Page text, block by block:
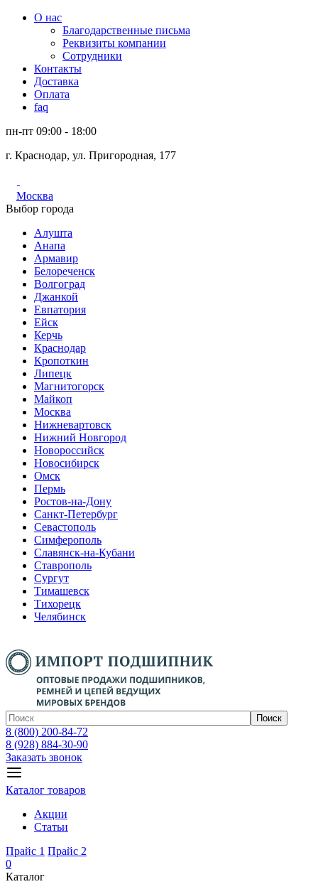
О нас
Благодарственные письма
Реквизиты компании
Сотрудники
Контакты
Доставка
Оплата
faq
пн-пт 09:00 - 18:00
г. Краснодар, ул. Пригородная, 177
Москва
Выбор города
Алушта
Анапа
Армавир
Белореченск
Волгоград
Джанкой
Евпатория
Ейск
Керчь
Краснодар
Кропоткин
Липецк
Магнитогорск
Майкоп
Москва
Нижневартовск
Нижний Новгород
Новороссийск
Новосибирск
Омск
Пермь
Ростов-на-Дону
Санкт-Петербург
Севастополь
Симферополь
Славянск-на-Кубани
Ставрополь
Сургут
Тимашевск
Тихорецк
Челябинск
Поиск
8 (800) 200-84-72
8 (928) 884-30-90
Заказать звонок
Каталог товаров
Акции
Статьи
Прайс 1 Прайс 2
0
Каталог